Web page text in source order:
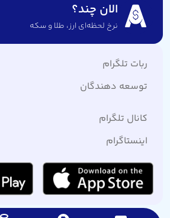
الان چند؟
نرخ لحظه‌ای ارز،‌ طلا و سکه
ربات تلگرام
توسعه دهندگان
کانال تلگرام
اینستاگرام